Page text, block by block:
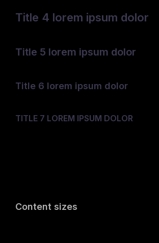
Title 4 lorem ipsum dolor
Title 5 lorem ipsum dolor
Title 6 lorem ipsum dolor
TITLE 7 LOREM IPSUM DOLOR
Content sizes